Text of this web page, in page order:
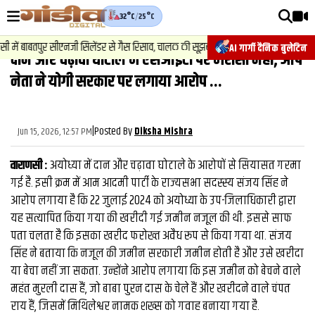
AI गार्गी दैनिक बुलेटिन
32°C/25°C
बाबतपुर सीएनजी सिलेंडर से गैस रिसाव, चालक की सूझबूझ से टला बड़ा हादसा. 2.
वीडियोज़
वाराणसी न्यूज़
राजनीति
फिल्मी
साहित्य
संस्कृति
ख़ान पान और जीवनशैली
अंतरराष्ट्रीय
फैक्ट चेक
दान और चढ़ावा घोटाले में एसआईटी पर भरोसा नहीं, आप
नेता ने योगी सरकार पर लगाया आरोप ...
Jun 15, 2026, 12:57 PM|Posted ByDiksha Mishra
वाराणसी :अयोध्‍या में दान और चढ़ावा घोटाले के आरोपों से सियासत गरमा
गई है. इसी क्रम में आम आदमी पार्टी के राज्‍यसभा सदस्‍स्‍य संजय सिंह ने
आरोप लगाया है कि 22 जुलाई 2024 को अयोध्या के उप-जिलाधिकारी द्वारा
यह सत्यापित किया गया की खरीदी गई जमीन नजूल की थी. इससे साफ
पता चलता है कि इसका खरीद फरोख्त अवैध रूप से किया गया था. संजय
सिंह ने बताया कि नजूल की जमीन सरकारी जमीन होती है और उसे खरीदा
या बेचा नहीं जा सकता. उन्होंने आरोप लगाया कि इस जमीन को बेचने वाले
महंत मुरली दास हैं, जो बाबा पुरन दास के चेले हैं और खरीदने वाले चंपत
राय हैं, जिसमें मिथिलेश्वर नामक शख्स को गवाह बनाया गया है.